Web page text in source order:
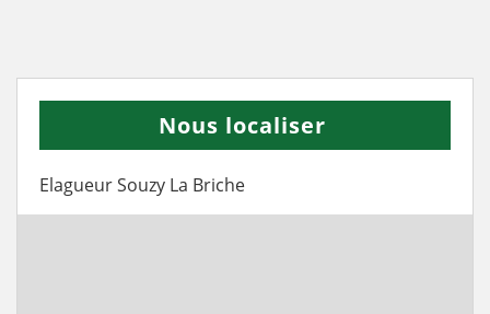
Nous localiser
Elagueur Souzy La Briche